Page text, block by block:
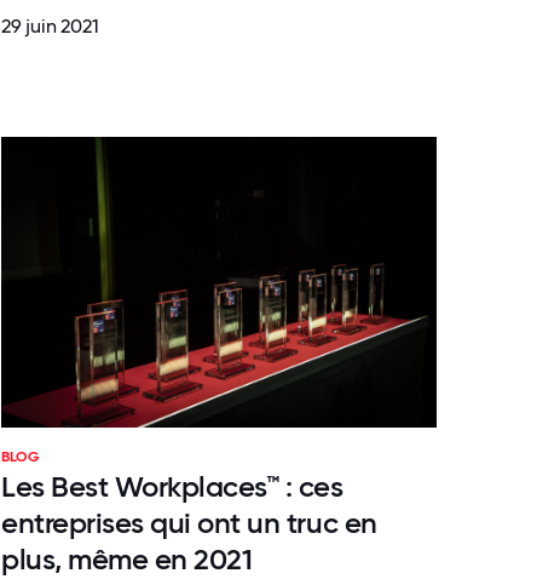
29 juin 2021
BLOG
Les Best Workplaces™ : ces
entreprises qui ont un truc en
plus, même en 2021